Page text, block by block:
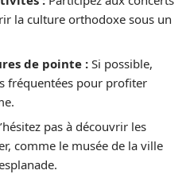
la culture orthodoxe sous un
de pointe : Si possible,
fréquentées pour profiter
pas à découvrir les
comme le musée de la ville